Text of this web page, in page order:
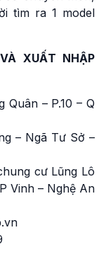
tìm ra 1 model
XUẤT NHẬP
Quân – P.10 – Q
– Ngã Tư Sở –
cư Lũng Lô
Vinh – Nghệ An